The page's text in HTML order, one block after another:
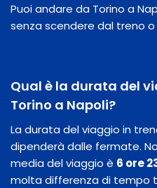
Puoi andare da Torino a
senza scendere dal treno
Qual è la durata del
Torino a Napoli?
La durata del viaggio in
dipenderà dalle fermate.
media del viaggio è 6 ore
molta differenza di tempo